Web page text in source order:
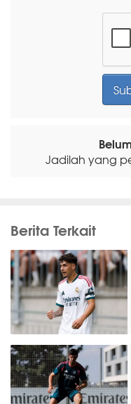
Jadilah yang
Berita Terkait